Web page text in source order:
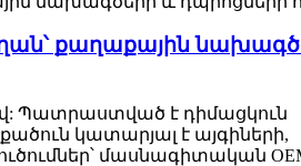
քաղաքային
Պատրաստված է դիմացկուն
կատարյալ է այգիների,
մասնագիտական